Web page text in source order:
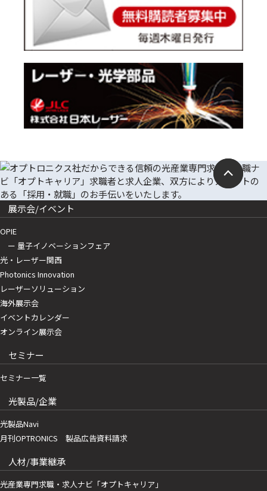
展示会/イベント
OPIE
ー 量子イノベーションフェア
光・レーザー関西
Photonics Innovation
レーザーソリューション
海外展示会
イベントカレンダー
オンライン展示会
セミナー
セミナー一覧
光製品/企業
光製品Navi
月刊OPTRONICS 製品広告資料請求
人材/事業継承
光産業専門求職・求人ナビ「オプトキャリア」